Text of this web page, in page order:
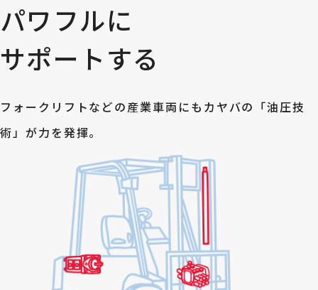
パワフルに
サポートする
フォークリフトなどの産業車両にもカヤバの「油圧技
術」が力を発揮。